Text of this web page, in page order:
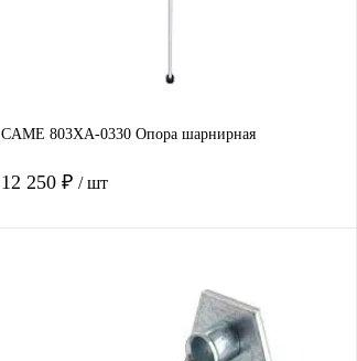
CAME 803XA-0330 Опора шарнирная
12 250 ₽/ шт
Сравнение